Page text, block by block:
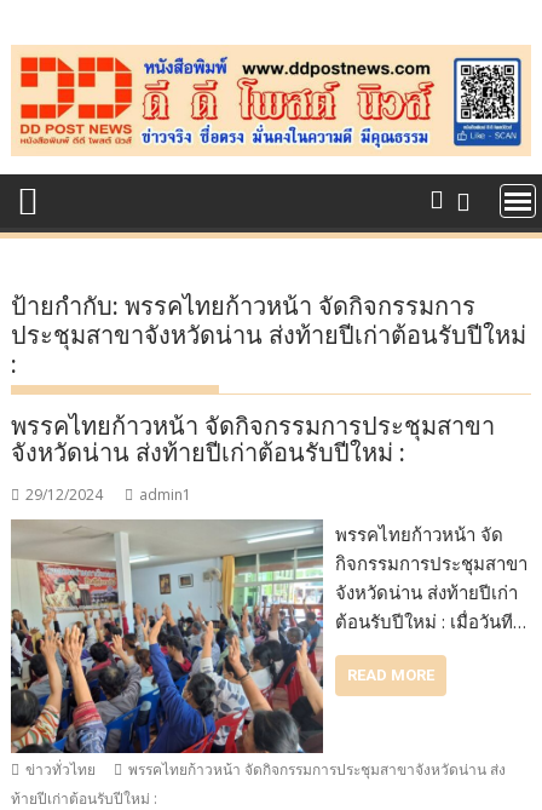
to
content
ป้ายกำกับ:พรรคไทยก้าวหน้า จัดกิจกรรมการ
ประชุมสาขาจังหวัดน่าน ส่งท้ายปีเก่าต้อนรับปีใหม่
:
พรรคไทยก้าวหน้า จัดกิจกรรมการประชุมสาขา
จังหวัดน่าน ส่งท้ายปีเก่าต้อนรับปีใหม่ :
29/12/2024 admin1
พรรคไทยก้าวหน้า จัด
กิจกรรมการประชุมสาขา
จังหวัดน่าน ส่งท้ายปีเก่า
ต้อนรับปีใหม่ : เมื่อวันที…
READ MORE
ข่าวทั่วไทย
พรรคไทยก้าวหน้า จัดกิจกรรมการประชุมสาขาจังหวัดน่าน ส่ง
ท้ายปีเก่าต้อนรับปีใหม่ :